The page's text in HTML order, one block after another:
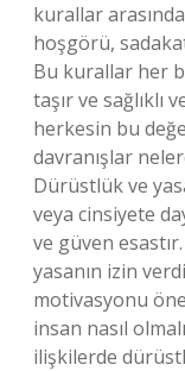
kurallar
hoşgörü,
Bu kurallar her
taşır ve sağlıklı
herkesin bu
davranışlar
Dürüstlük ve
veya cinsiyete
ve güven
yasanın izin
motivasyonu
insan nasıl
ilişkilerde